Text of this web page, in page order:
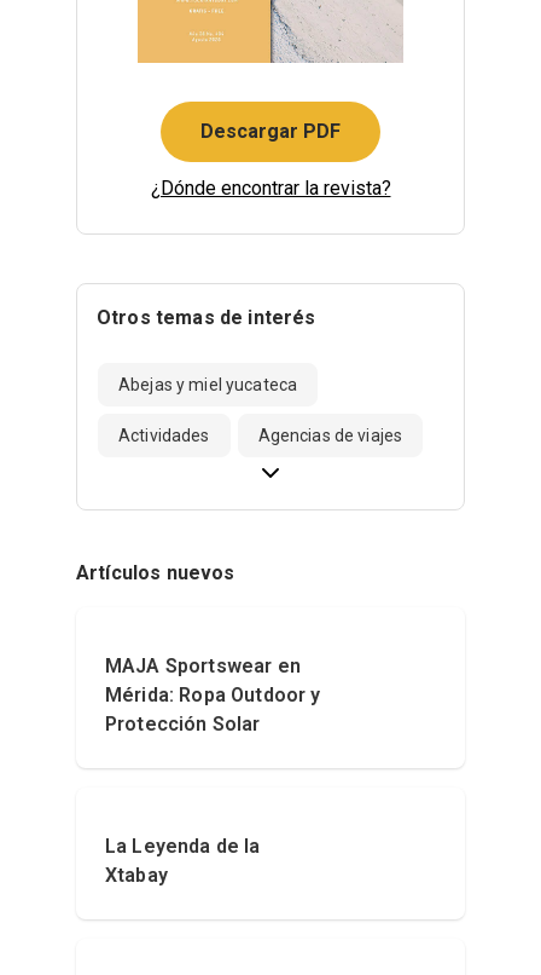
Descargar PDF
¿Dónde encontrar la revista?
Otros temas de interés
Abejas y miel yucateca
Actividades Agencias de viajes
Artículos nuevos
MAJA Sportswear en
Mérida: Ropa Outdoor y
Protección Solar
La Leyenda de la
Xtabay